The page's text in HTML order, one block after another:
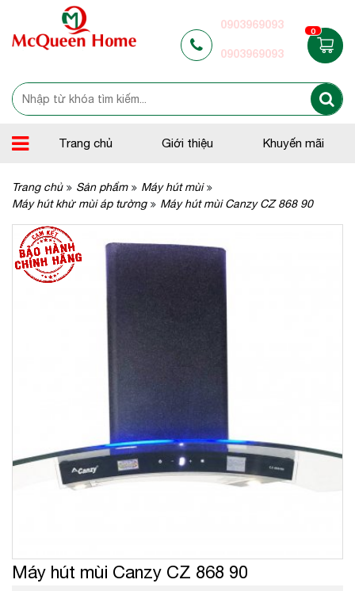
0903969093
0903969093
0
Trang chủ Giới thiệu Khuyến mãi
Trang chủ Sản phẩm
Máy hút mùi
Máy hút khử mùi áp tường
Máy hút mùi Canzy CZ 868 90
Máy hút mùi Canzy CZ 868 90